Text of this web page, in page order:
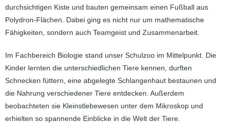
durchsichtigen Kiste und bauten gemeinsam einen Fußball aus
Polydron-Flächen. Dabei ging es nicht nur um mathematische
Fähigkeiten, sondern auch Teamgeist und Zusammenarbeit.
Im Fachbereich Biologie stand unser Schulzoo im Mittelpunkt. Die
Kinder lernten die unterschiedlichen Tiere kennen, durften
Schnecken füttern, eine abgelegte Schlangenhaut bestaunen und
die Nahrung verschiedener Tiere entdecken. Außerdem
beobachteten sie Kleinstlebewesen unter dem Mikroskop und
erhielten so spannende Einblicke in die Welt der Tiere.